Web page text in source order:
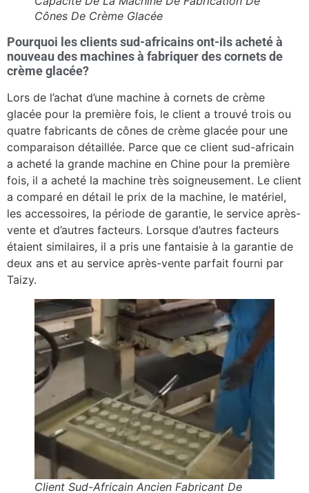
Cônes De Crème Glacée
Pourquoi les clients sud-africains ont-ils acheté à
nouveau des machines à fabriquer des cornets de
crème glacée?
Lors de l’achat d’une machine à cornets de crème
glacée pour la première fois, le client a trouvé trois ou
quatre fabricants de cônes de crème glacée pour une
comparaison détaillée. Parce que ce client sud-africain
a acheté la grande machine en Chine pour la première
fois, il a acheté la machine très soigneusement. Le client
a comparé en détail le prix de la machine, le matériel,
les accessoires, la période de garantie, le service après-
vente et d’autres facteurs. Lorsque d’autres facteurs
étaient similaires, il a pris une fantaisie à la garantie de
deux ans et au service après-vente parfait fourni par
Taizy.
Client Sud-Africain Ancien Fabricant De